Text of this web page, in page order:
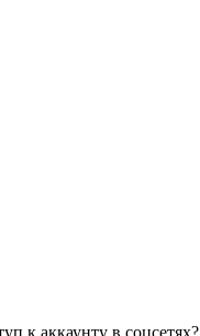
к аккаунту в соцсетях?